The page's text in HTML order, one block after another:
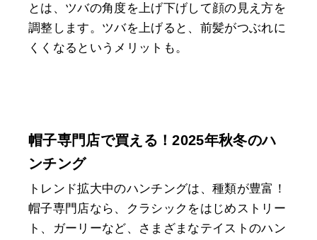
とは、ツバの角度を上げ下げして顔の見え方を
調整します。ツバを上げると、前髪がつぶれに
くくなるというメリットも。
帽子専門店で買える！2025年秋冬のハ
ンチング
トレンド拡大中のハンチングは、種類が豊富！
帽子専門店なら、クラシックをはじめストリー
ト、ガーリーなど、さまざまなテイストのハン